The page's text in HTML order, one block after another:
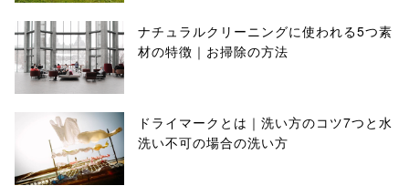
ナチュラルクリーニングに使われる5つ素
材の特徴｜お掃除の方法
ドライマークとは｜洗い方のコツ7つと水
洗い不可の場合の洗い方